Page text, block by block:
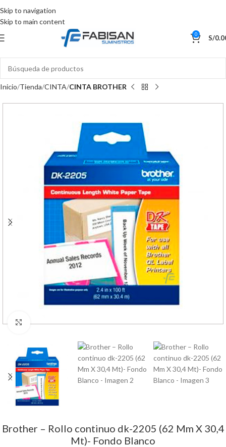
Skip to navigation
Skip to main content
0 S/
Inicio Tienda CINTA CINTA BROTHER
Haga Click para agrandar
Brother – Rollo continuo dk-2205 (62 Mm X 30,4
Mt)- Fondo Blanco